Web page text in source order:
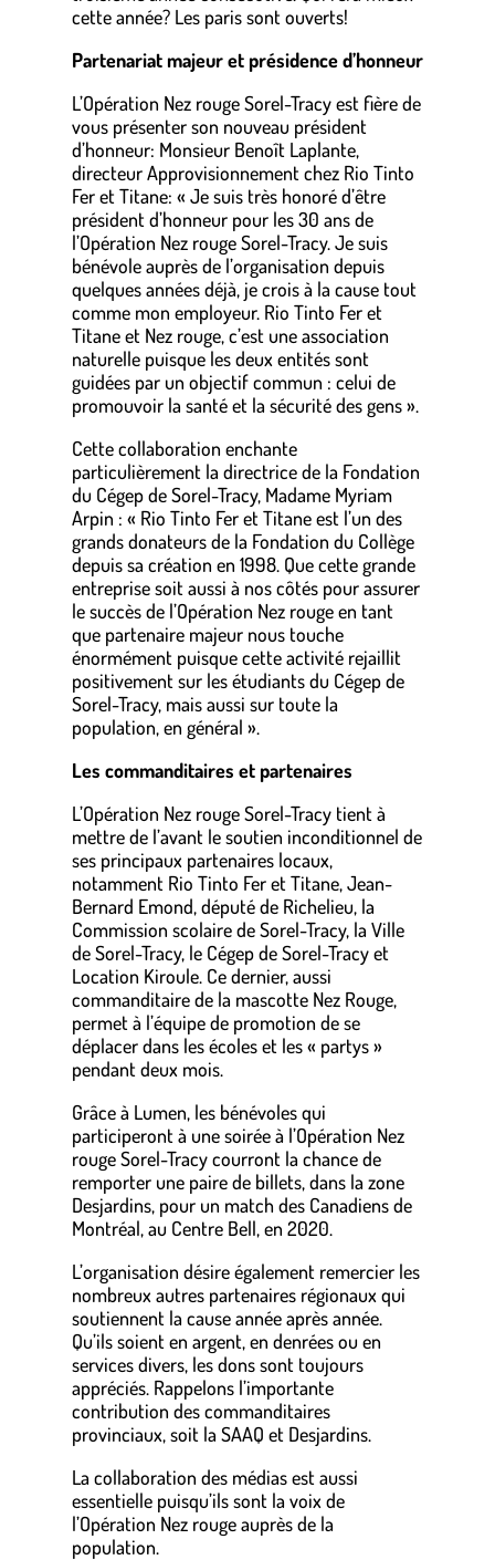
cette année? Les paris sont ouverts!
Partenariat majeur et présidence d’honneur
L’Opération Nez rouge Sorel-Tracy est fière de
vous présenter son nouveau président
d’honneur: Monsieur Benoît Laplante,
directeur Approvisionnement chez Rio Tinto
Fer et Titane: « Je suis très honoré d’être
président d’honneur pour les 30 ans de
l’Opération Nez rouge Sorel-Tracy. Je suis
bénévole auprès de l’organisation depuis
quelques années déjà, je crois à la cause tout
comme mon employeur. Rio Tinto Fer et
Titane et Nez rouge, c’est une association
naturelle puisque les deux entités sont
guidées par un objectif commun : celui de
promouvoir la santé et la sécurité des gens ».
Cette collaboration enchante
particulièrement la directrice de la Fondation
du Cégep de Sorel-Tracy, Madame Myriam
Arpin : « Rio Tinto Fer et Titane est l’un des
grands donateurs de la Fondation du Collège
depuis sa création en 1998. Que cette grande
entreprise soit aussi à nos côtés pour assurer
le succès de l’Opération Nez rouge en tant
que partenaire majeur nous touche
énormément puisque cette activité rejaillit
positivement sur les étudiants du Cégep de
Sorel-Tracy, mais aussi sur toute la
population, en général ».
Les commanditaires et partenaires
L’Opération Nez rouge Sorel-Tracy tient à
mettre de l’avant le soutien inconditionnel de
ses principaux partenaires locaux,
notamment Rio Tinto Fer et Titane, Jean-
Bernard Emond, député de Richelieu, la
Commission scolaire de Sorel-Tracy, la Ville
de Sorel-Tracy, le Cégep de Sorel-Tracy et
Location Kiroule. Ce dernier, aussi
commanditaire de la mascotte Nez Rouge,
permet à l’équipe de promotion de se
déplacer dans les écoles et les « partys »
pendant deux mois.
Grâce à Lumen, les bénévoles qui
participeront à une soirée à l’Opération Nez
rouge Sorel-Tracy courront la chance de
remporter une paire de billets, dans la zone
Desjardins, pour un match des Canadiens de
Montréal, au Centre Bell, en 2020.
L’organisation désire également remercier les
nombreux autres partenaires régionaux qui
soutiennent la cause année après année.
Qu’ils soient en argent, en denrées ou en
services divers, les dons sont toujours
appréciés. Rappelons l’importante
contribution des commanditaires
provinciaux, soit la SAAQ et Desjardins.
La collaboration des médias est aussi
essentielle puisqu’ils sont la voix de
l’Opération Nez rouge auprès de la
population.